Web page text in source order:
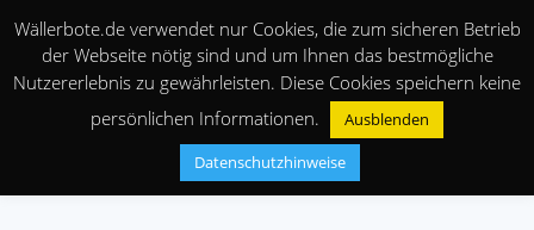
Wällerbote.de verwendet nur Cookies, die zum sicheren Betrieb
der Webseite nötig sind und um Ihnen das bestmögliche
Nutzererlebnis zu gewährleisten. Diese Cookies speichern keine
persönlichen Informationen.
Ausblenden
Datenschutzhinweise